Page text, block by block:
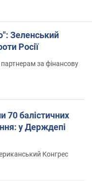
Зеленський
Росії
за фінансову
70 балістичних
у Держдепі
Конгрес